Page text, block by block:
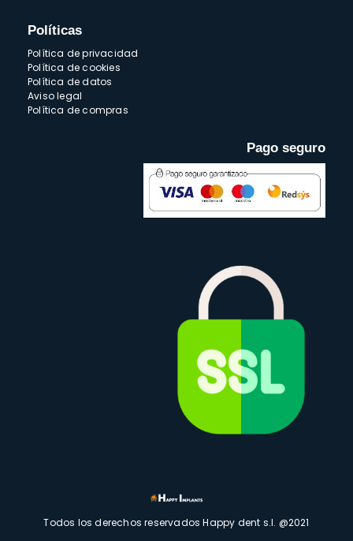
Políticas
Política de privacidad
Política de cookies
Política de datos
Aviso legal
Política de compras
Pago seguro
Todos los derechos reservados Happy dent s.l. @2021